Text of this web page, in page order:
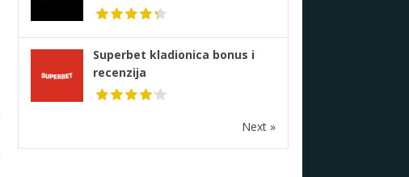
Superbet kladionica bonus i
recenzija
Next »